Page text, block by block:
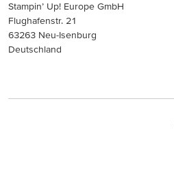
Stampin’ Up! Europe GmbH
Flughafenstr. 21
63263 Neu-Isenburg
Deutschland